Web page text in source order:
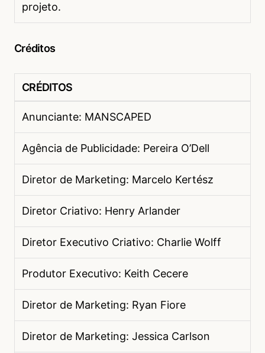
projeto.
Créditos
CRÉDITOS
Anunciante: MANSCAPED
Agência de Publicidade: Pereira O’Dell
Diretor de Marketing: Marcelo Kertész
Diretor Criativo: Henry Arlander
Diretor Executivo Criativo: Charlie Wolff
Produtor Executivo: Keith Cecere
Diretor de Marketing: Ryan Fiore
Diretor de Marketing: Jessica Carlson